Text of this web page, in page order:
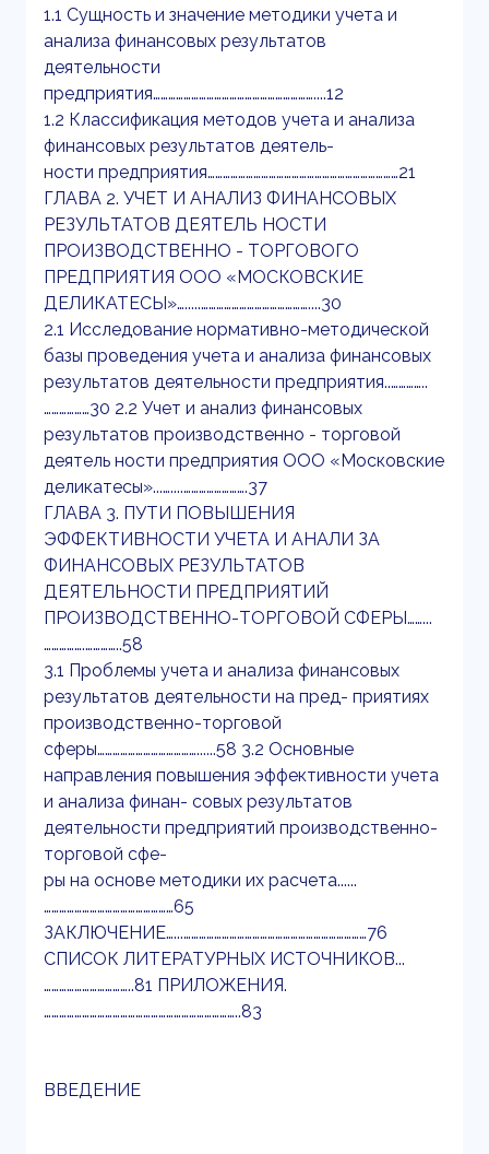
1.1 Сущность и значение методики учета и
анализа финансовых результатов
деятельности
предприятия………………………………………………………....12
1.2 Классификация методов учета и анализа
финансовых результатов деятель-
ности предприятия…………………………………………………………………21
ГЛАВА 2. УЧЕТ И АНАЛИЗ ФИНАНСОВЫХ
РЕЗУЛЬТАТОВ ДЕЯТЕЛЬ НОСТИ
ПРОИЗВОДСТВЕННО - ТОРГОВОГО
ПРЕДПРИЯТИЯ ООО «МОСКОВСКИЕ
ДЕЛИКАТЕСЫ»….....……………………………………....30
2.1 Исследование нормативно-методической
базы проведения учета и анализа финансовых
результатов деятельности предприятия..…………..
………………30 2.2 Учет и анализ финансовых
результатов производственно - торговой
деятель ности предприятия ООО «Московские
деликатесы»...…....…………………….37
ГЛАВА 3. ПУТИ ПОВЫШЕНИЯ
ЭФФЕКТИВНОСТИ УЧЕТА И АНАЛИ ЗА
ФИНАНСОВЫХ РЕЗУЛЬТАТОВ
ДЕЯТЕЛЬНОСТИ ПРЕДПРИЯТИЙ
ПРОИЗВОДСТВЕННО-ТОРГОВОЙ СФЕРЫ……...
…………….…………..58
3.1 Проблемы учета и анализа финансовых
результатов деятельности на пред- приятиях
производственно-торговой
сферы…………………………………......58 3.2 Основные
направления повышения эффективности учета
и анализа финан- совых результатов
деятельности предприятий производственно-
торговой сфе-
ры на основе методики их расчета......
……………………………………………65
ЗАКЛЮЧЕНИЕ…...………………………………………………………………76
СПИСОК ЛИТЕРАТУРНЫХ ИСТОЧНИКОВ...
……………………………..81 ПРИЛОЖЕНИЯ.
…………………………………………………………………..83
ВВЕДЕНИЕ